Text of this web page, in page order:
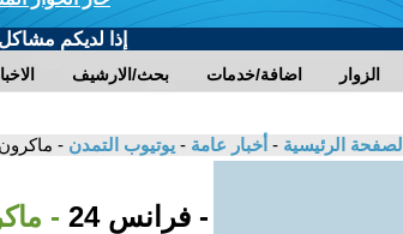
إذا لديكم
بحث/الارشيف اضافة/خدمات الزوار
الصفحة الرئيسية - أخبار عامة - يوتيوب التمدن -
- فرانس 24 -